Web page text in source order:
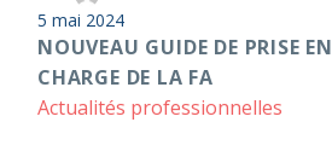
guide
de
prise
en
5 mai 2024
NOUVEAU GUIDE DE PRISE EN
CHARGE DE LA FA
Actualités professionnelles